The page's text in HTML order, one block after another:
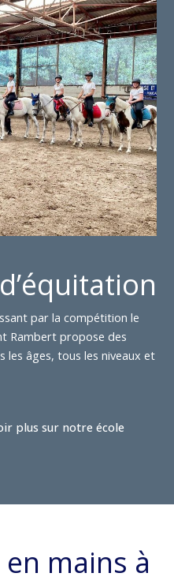
par la compétition le
Rambert propose des
âges, tous les niveaux et
plus sur notre école
mains à